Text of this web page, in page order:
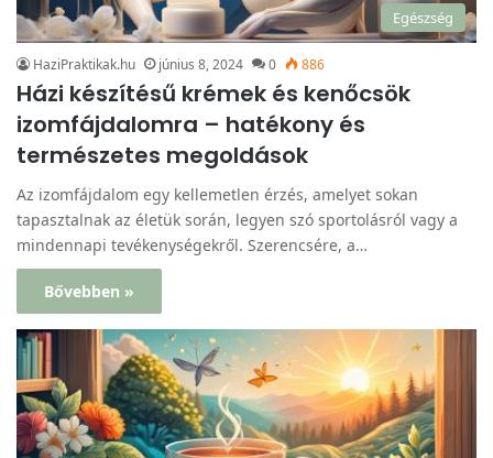
Egészség
HaziPraktikak.hu június 8, 2024 0 886
Házi készítésű krémek és kenőcsök
izomfájdalomra – hatékony és
természetes megoldások
Az izomfájdalom egy kellemetlen érzés, amelyet sokan
tapasztalnak az életük során, legyen szó sportolásról vagy a
mindennapi tevékenységekről. Szerencsére, a…
Bővebben »